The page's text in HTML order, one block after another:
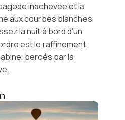
inachevéeet la
aux courbes blanches
la nuit à bord d'un
est le raffinement,
bercés par la